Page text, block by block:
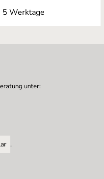
5 Werktage
unter:
.